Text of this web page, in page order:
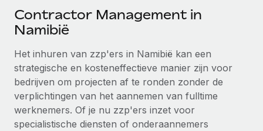
DIENSTEN
Krijg hulp van global HR- en juridische experts
Achtergrondonderzoek
Vereenvoudig het screeningsproces van
kandidaten
Een partner worden
Ontdek hoe je met ons kunt samenwerken
Integraties en advies over AI-automatiseringen
CASESTUDY'S
Newsroom
Inzichtencentrum
Support
Alle bronnen bekijken
Contractor Management in
Namibië
Het inhuren van zzp'ers in Namibië kan een
strategische en kosteneffectieve manier zijn voor
bedrijven om projecten af te ronden zonder de
verplichtingen van het aannemen van fulltime
werknemers. Of je nu zzp'ers inzet voor
specialistische diensten of onderaannemers